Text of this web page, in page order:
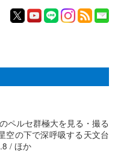
ペルセ群極大を見る・撮る
空の下で深呼吸する天文台
/ ほか